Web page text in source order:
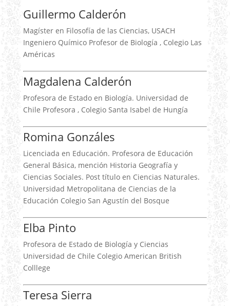
Guillermo Calderón
Magíster en Filosofía de las Ciencias, USACH
Ingeniero Químico Profesor de Biología , Colegio Las
Américas
Magdalena Calderón
Profesora de Estado en Biología. Universidad de
Chile Profesora , Colegio Santa Isabel de Hungía
Romina Gonzáles
Licenciada en Educación. Profesora de Educación
General Básica, mención Historia Geografía y
Ciencias Sociales. Post título en Ciencias Naturales.
Universidad Metropolitana de Ciencias de la
Educación Colegio San Agustín del Bosque
Elba Pinto
Profesora de Estado de Biología y Ciencias
Universidad de Chile Colegio American British
Colllege
Teresa Sierra